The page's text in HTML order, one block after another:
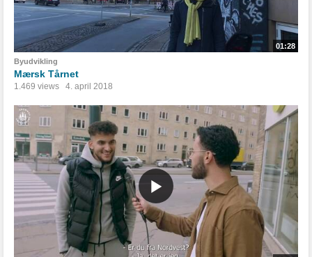
01:28
Byudvikling
Mærsk Tårnet
1.469 views 4. april 2018